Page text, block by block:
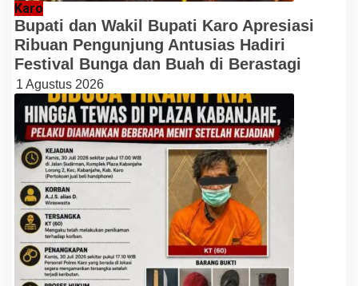
Karo
Bupati dan Wakil Bupati Karo Apresiasi
Ribuan Pengunjung Antusias Hadiri
Festival Bunga dan Buah di Berastagi
1 Agustus 2026